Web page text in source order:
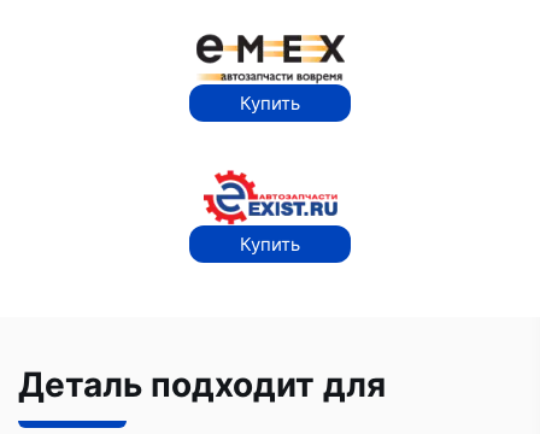
Купить
Купить
Деталь подходит для